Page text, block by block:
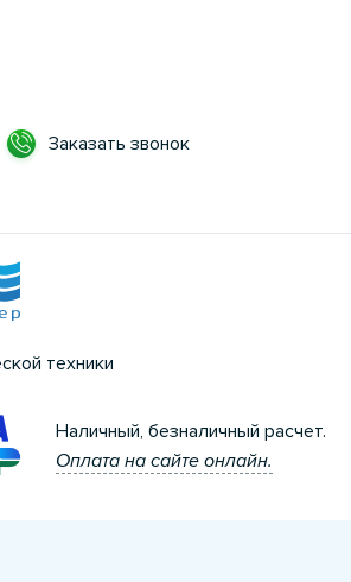
Заказать звонок
техники
Наличный, безналичный расчет.
Оплата на сайте онлайн.